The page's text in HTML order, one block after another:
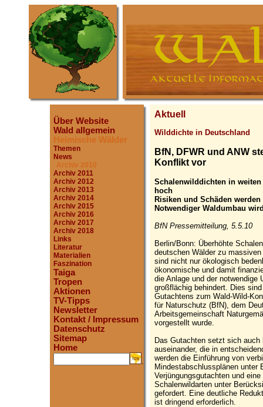
Über Website
Wald allgemein
Heimische Wälder
Themen
News
Archiv 2010
Archiv 2011
Archiv 2012
Archiv 2013
Archiv 2014
Archiv 2015
Archiv 2016
Archiv 2017
Archiv 2018
Links
Literatur
Materialien
Faszination
Taiga
Tropen
Aktionen
TV-Tipps
Newsletter
Kontakt / Impressum
Datenschutz
Sitemap
Home
.
Aktuell
Wilddichte in Deutschland
BfN, DFWR und ANW
Konflikt vor
Schalenwilddichten in
hoch
Risiken und Schäden
Notwendiger Waldumbau
BfN Pressemitteilung, 5.5.10
Berlin/Bonn: Überhöhte
deutschen Wälder zu
sind nicht nur ökologisch
ökonomische und damit
die Anlage und der notwendige
großflächig behindert. Dies
Gutachtens zum Wald-Wild-
für Naturschutz (BfN), dem
Arbeitsgemeinschaft
vorgestellt wurde.
Das Gutachten setzt sich
auseinander, die in
werden die Einführung von
Mindestabschlussplänen unter
Verjüngungsgutachten und
Schalenwildarten unter
gefordert. Eine deutliche
ist dringend erforderlich.